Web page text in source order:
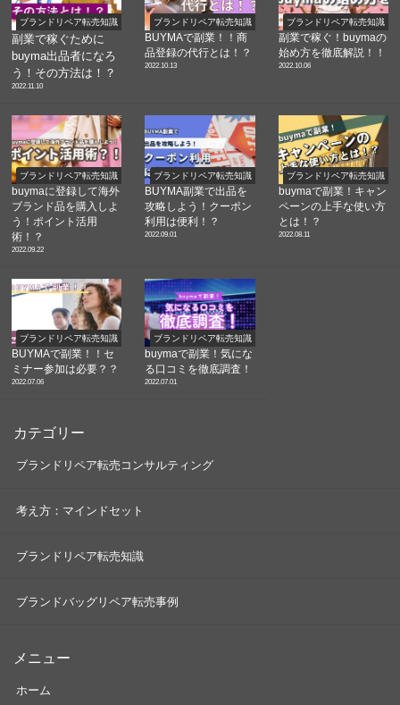
ブランドリペア転売知識
副業で稼ぐために
buyma出品者になろ
う！その方法は！？
2022.11.10
ブランドリペア転売知識
BUYMAで副業！！商
品登録の代行とは！？
2022.10.13
ブランドリペア転売知識
副業で稼ぐ！buymaの
始め方を徹底解説！！
2022.10.06
ブランドリペア転売知識
buymaに登録して海外
ブランド品を購入しよ
う！ポイント活用
術！？
2022.09.22
ブランドリペア転売知識
BUYMA副業で出品を
攻略しよう！クーポン
利用は便利！？
2022.09.01
ブランドリペア転売知識
buymaで副業！キャン
ペーンの上手な使い方
とは！？
2022.08.11
ブランドリペア転売知識
BUYMAで副業！！セ
ミナー参加は必要？？
2022.07.06
ブランドリペア転売知識
buymaで副業！気にな
る口コミを徹底調査！
2022.07.01
カテゴリー
ブランドリペア転売コンサルティング
考え方：マインドセット
ブランドリペア転売知識
ブランドバッグリペア転売事例
メニュー
ホーム